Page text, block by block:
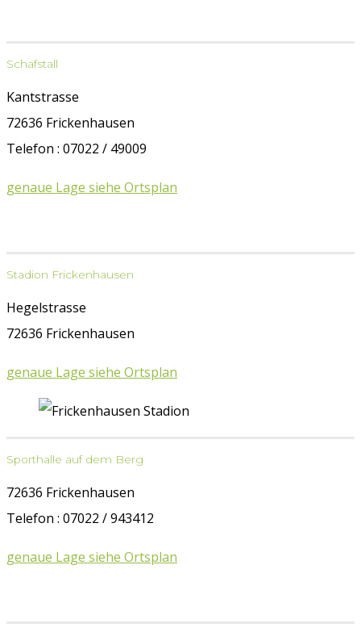
Schafstall
Kantstrasse
72636 Frickenhausen
Telefon : 07022 / 49009
genaue Lage siehe Ortsplan
Stadion Frickenhausen
Hegelstrasse
72636 Frickenhausen
genaue Lage siehe Ortsplan
Sporthalle auf dem Berg
72636 Frickenhausen
Telefon : 07022 / 943412
genaue Lage siehe Ortsplan